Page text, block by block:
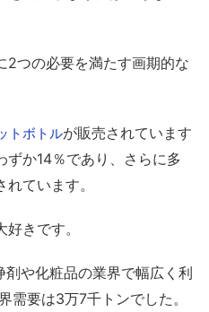
2つの必要を満たす画期的な
トボトルが販売されています
ずか14％であり、さらに多
ています。
きです。
剤や化粧品の業界で幅広く利
需要は3万7千トンでした。